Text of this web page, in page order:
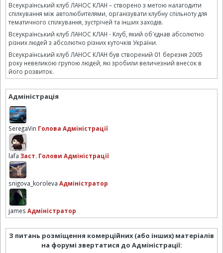
Всеукраїнський клуб ЛАНОС КЛАН – створено з метою налагодити
спілкування між автолюбителями, організувати клубну спільноту для
тематичного спілкування, зустрічей та інших заходів.
Всеукраїнський клуб ЛАНОС КЛАН - Клуб, який об'єднав абсолютно
різних людей з абсолютно різних куточків України.
Всеукраїнський клуб ЛАНОС КЛАН був створений 01 березня 2005
року невеликою групою людей, які зробили величезний внесок в
його розвиток.
Адміністрація
SeregaVin Голова Адміністрації
lafa Заст. Голови Адміністрації
snigova_koroleva Адміністратор
james Адміністратор
З питань розміщення комерційних (або інших) матеріалів
на форумі звертатися до Адміністрації: